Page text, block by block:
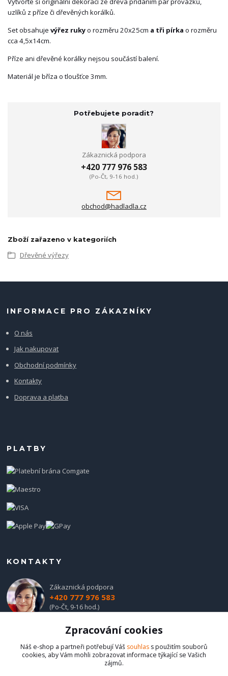
uzlíků z příze či dřevěných korálků.
Set obsahuje výřez rukyo rozměru 20x25cm a tři pírka o rozměru
cca 4,5x14cm.
Příze ani dřevěné korálky nejsou součástí balení.
Materiál je bříza o tloušťce 3mm.
Potřebujete poradit?
Zákaznická podpora
+420 777 976 583
(Po-Čt, 9-16 hod.)
obchod@hadladla.cz
Zboží zařazeno v kategoriích
Dřevěné výřezy
INFORMACE PRO ZÁKAZNÍKY
O nás
Jak nakupovat
Obchodní podmínky
Kontakty
Doprava a platba
PLATBY
KONTAKTY
Zákaznická podpora
+420 777 976 583
(Po-Čt, 9-16 hod.)
obchod@hadladla.cz
Zpracování cookies
Náš e-shop a partneři potřebují Váš souhlas s použitím souborů
cookies, aby Vám mohli zobrazovat informace týkající se Vašich
zájmů.